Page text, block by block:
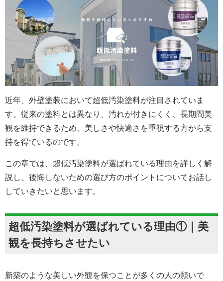
近年、外壁塗装において超低汚染塗料が注目されていま
す。従来の塗料とは異なり、汚れが付きにくく、長期間美
観を維持できるため、美しさや快適さを重視する方から支
持を得ているのです。
この章では、超低汚染塗料が選ばれている理由を詳しく解
説し、後悔しないための選び方のポイントについてお話し
していきたいと思います。
超低汚染塗料が選ばれている理由①｜美
観を長持ちさせたい
新築のような美しい外観を保つことが多くの人の願いで